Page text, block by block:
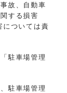
故、自動車
する損害
については責
駐車場管理
駐車場管理